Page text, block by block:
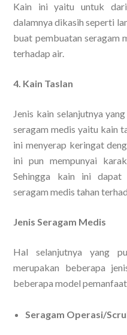
Kain ini yaitu untuk
dalamnya dikasih seperti
buat pembuatan seragam
terhadap air.
4. Kain Taslan
Jenis kain selanjutnya
seragam medis yaitu kain
ini menyerap keringat
ini pun mempunyai
Sehingga kain ini dapat
seragam medis tahan
Jenis Seragam Medis
Hal selanjutnya yang
merupakan beberapa
beberapa model
Seragam Operasi/